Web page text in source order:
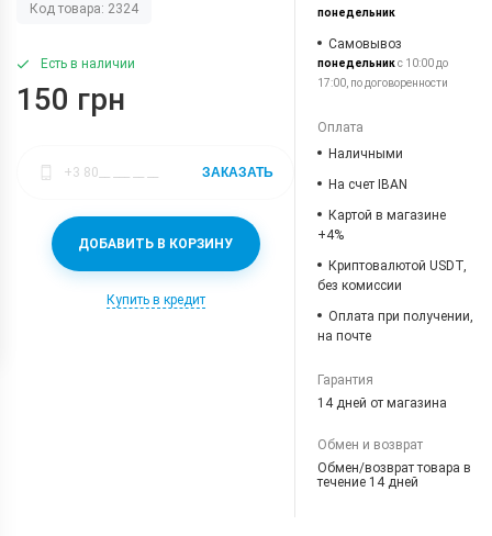
Код товара: 2324
Есть в наличии
150 грн
ДОБАВИТЬ В КОРЗИНУ
Купить в кредит
ЗАКАЗАТЬ
понедельник
Самовывоз
понедельникс 10:00 до
17:00, по договоренности
Оплата
Наличными
На счет IBAN
Картой в магазине
+4%
Криптовалютой USDT,
без комиссии
Оплата при получении,
на почте
Гарантия
14 дней от магазина
Обмен и возврат
Обмен/возврат товара в
течение 14 дней